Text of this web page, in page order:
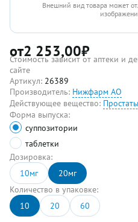
Внешний вид товара может
от2 253,00₽
Стоимость зависит от аптеки и
сайте
Артикул: 26389
Производитель: Нижфарм АО
Действующее вещество:
Форма выпуска:
суппозитории
таблетки
Дозировка:
10мг
20мг
Количество в упаковке:
10
20 60